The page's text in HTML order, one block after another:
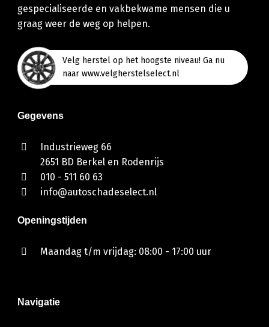
gespecialiseerde en vakbekwame mensen die u
graag weer de weg op helpen.
Velg herstel op het hoogste niveau! Ga nu
naar www.velgherstelselect.nl
Gegevens
Industrieweg 66
2651 BD Berkel en Rodenrijs
010 - 511 60 63
info@autoschadeselect.nl
Openingstijden
Maandag t/m vrijdag: 08:00 - 17:00 uur
Navigatie